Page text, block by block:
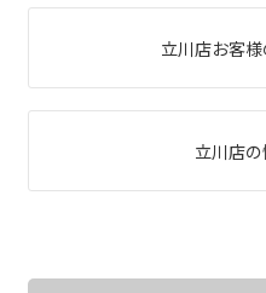
立川店お客
立川店